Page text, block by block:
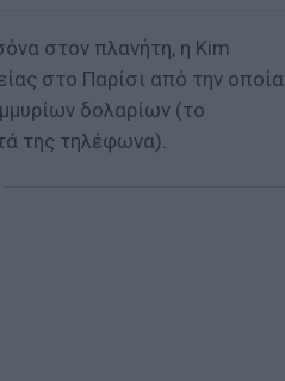
στον πλανήτη, η Kim
στο Παρίσι από την οποία
δολαρίων (το
της τηλέφωνα).